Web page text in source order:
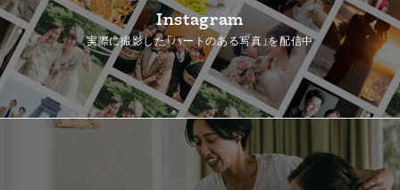
Instagram
実際に撮影した「ハートのある写真」を配信中